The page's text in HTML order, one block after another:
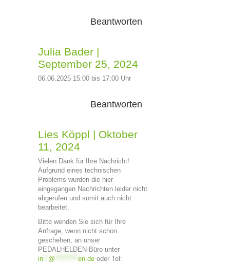
Beantworten
Julia Bader |
September 25, 2024
06.06.2025 15:00 bis 17:00 Uhr
Beantworten
Lies Köppl | Oktober
11, 2024
Vielen Dank für Ihre Nachricht!
Aufgrund eines technischen
Problems wurden die hier
eingegangen Nachrichten leider nicht
abgerufen und somit auch nicht
bearbeitet.
Bitte wenden Sie sich für Ihre
Anfrage, wenn nicht schon
geschehen, an unser
PEDALHELDEN-Büro unter
in
@ en.de oder Tel: